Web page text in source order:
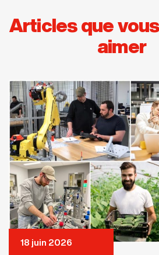
Articles que
aimer
18 juin 2026